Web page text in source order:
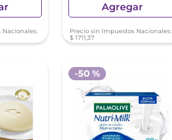
Agregar
Precio sin Impuestos Nacionales:
$ 1711,37
-50 %